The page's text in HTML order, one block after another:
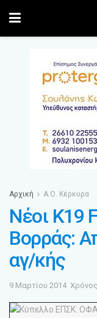
Αρχική Α.Ο. Κέρκυρα
Νέοι K19
Βορράς:
αγ/κής
9 Μαρτίου 2014